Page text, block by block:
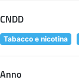
CNDD
Tabacco e nicotina
Anno